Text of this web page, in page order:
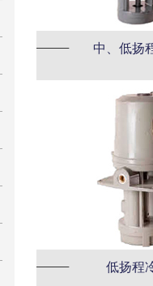
中、低扬
低扬程